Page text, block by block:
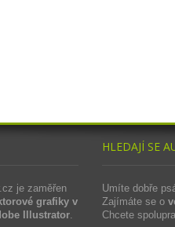
je zaměřen
grafiky v
Illustrator.
HLEDAJÍ SE
Umíte dobře
Zajímáte se o
Chcete